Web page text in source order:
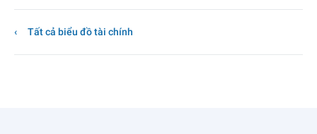
Tất cả biểu đồ tài chính